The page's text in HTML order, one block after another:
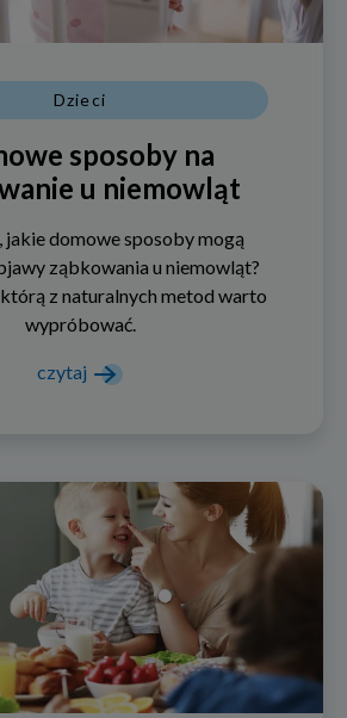
Dzieci
sposoby na
u niemowląt
jakie domowe sposoby mogą
ząbkowania u niemowląt?
z naturalnych metod warto
wypróbować.
czytaj